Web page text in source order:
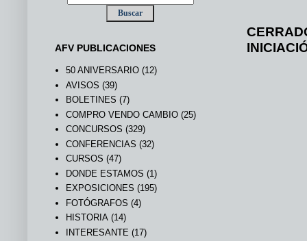
AFV PUBLICACIONES
50 ANIVERSARIO (12)
AVISOS (39)
BOLETINES (7)
COMPRO VENDO CAMBIO (25)
CONCURSOS (329)
CONFERENCIAS (32)
CURSOS (47)
DONDE ESTAMOS (1)
EXPOSICIONES (195)
FOTÓGRAFOS (4)
HISTORIA (14)
INTERESANTE (17)